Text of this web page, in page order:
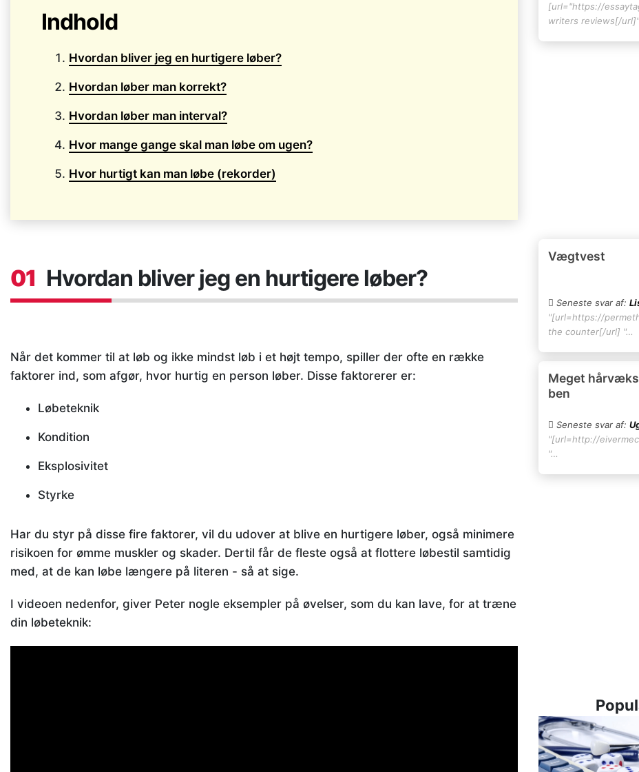
Indhold
Hvordan bliver jeg en hurtigere løber?
Hvordan løber man korrekt?
Hvordan løber man interval?
Hvor mange gange skal man løbe om ugen?
Hvor hurtigt kan man løbe (rekorder)
01 Hvordan bliver jeg en hurtigere løber?
Når det kommer til at løb og ikke mindst løb i et højt tempo, spiller der ofte en række
faktorer ind, som afgør, hvor hurtig en person løber. Disse faktorerer er:
Løbeteknik
Kondition
Eksplosivitet
Styrke
Har du styr på disse fire faktorer, vil du udover at blive en hurtigere løber, også minimere
risikoen for ømme muskler og skader. Dertil får de fleste også at flottere løbestil samtidig
med, at de kan løbe længere på literen - så at sige.
I videoen nedenfor, giver Peter nogle eksempler på øvelser, som du kan lave, for at træne
din løbeteknik:
[url="https://
writers reviews[/
Vægtvest
Seneste svar af:
"[url=https://
the counter[/url] "…
Meget
ben
Seneste svar af:
"[url=http://
"…